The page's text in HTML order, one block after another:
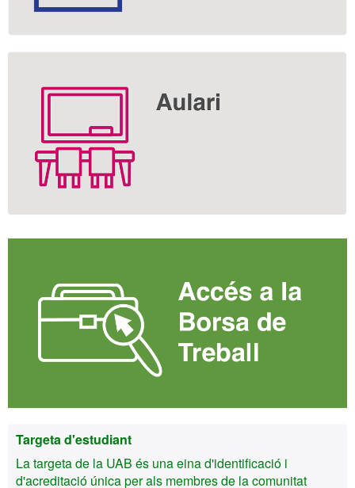
Targeta d'estudiant
La targeta de la UAB és una eina d'identificació i
d'acreditació única per als membres de la comunitat